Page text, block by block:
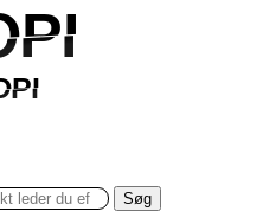
Søg